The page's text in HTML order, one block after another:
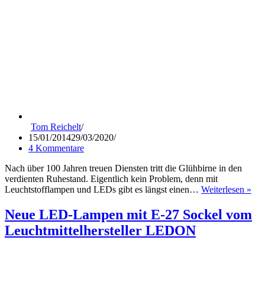
Tom Reichelt
15/01/201429/03/2020
4 Kommentare
Nach über 100 Jahren treuen Diensten tritt die Glühbirne in den
verdienten Ruhestand. Eigentlich kein Problem, denn mit
Leuchtstofflampen und LEDs gibt es längst einen… Weiterlesen »
Neue LED-Lampen mit E-27 Sockel vom
Leuchtmittelhersteller LEDON